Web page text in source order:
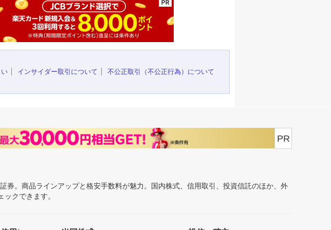
インサイダー取引について
不公正取引（不公正行為）について
PR
。商品ラインアップと格安手数料が魅力。国内株式、信用取引、投資信託のほか、外
クできます。